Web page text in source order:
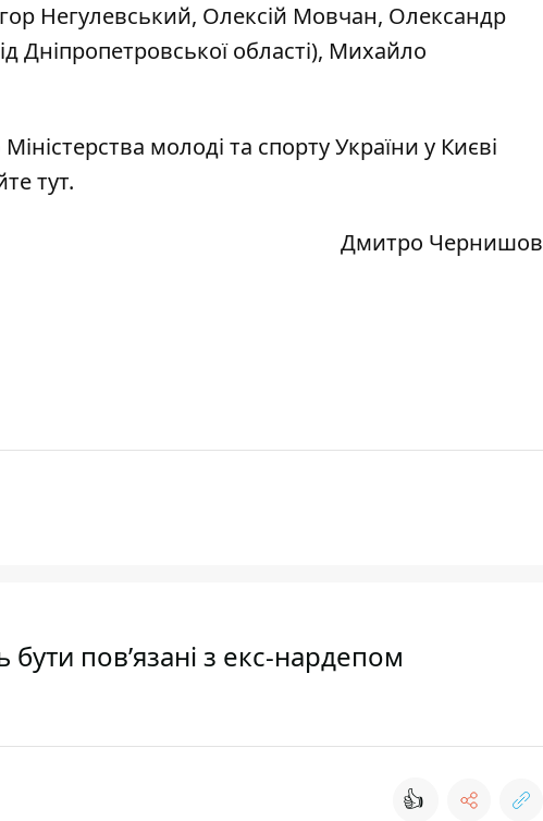
Негулевський, Олексій Мовчан, Олександр
Дніпропетровської області), Михайло
молоді та спорту України у Києві
тут.
Дмитро Чернишов
пов’язані з екс-нардепом
👍